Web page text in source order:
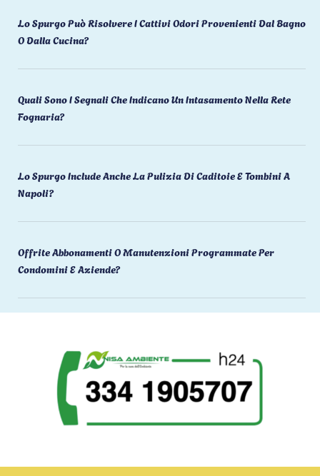
Lo Spurgo Può Risolvere I Cattivi Odori Provenienti Dal Bagno
O Dalla Cucina?
Quali Sono I Segnali Che Indicano Un Intasamento Nella Rete
Fognaria?
Lo Spurgo Include Anche La Pulizia Di Caditoie E Tombini A
Napoli?
Offrite Abbonamenti O Manutenzioni Programmate Per
Condomini E Aziende?